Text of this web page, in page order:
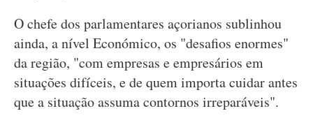
O chefe dos parlamentares açorianos sublinhou
ainda, a nível Económico, os "desafios enormes"
da região, "com empresas e empresários em
situações difíceis, e de quem importa cuidar antes
que a situação assuma contornos irreparáveis".